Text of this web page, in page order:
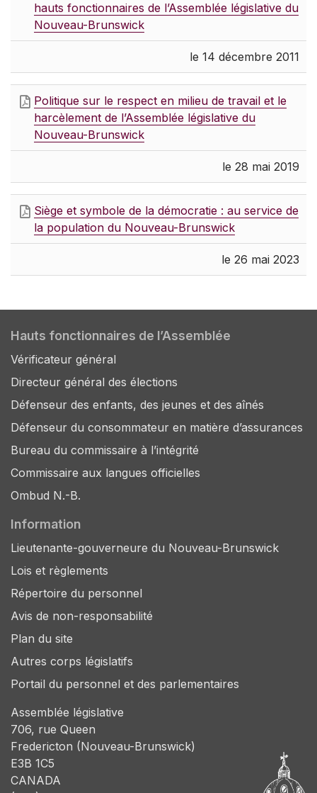
hauts fonctionnaires de l’Assemblée législative du
Nouveau-Brunswick
le 14 décembre 2011
Politique sur le respect en milieu de travail et le
harcèlement de l’Assemblée législative du
Nouveau-Brunswick
le 28 mai 2019
Siège et symbole de la démocratie : au service de
la population du Nouveau-Brunswick
le 26 mai 2023
Hauts fonctionnaires de l’Assemblée
Vérificateur général
Directeur général des élections
Défenseur des enfants, des jeunes et des aînés
Défenseur du consommateur en matière d’assurances
Bureau du commissaire à l’intégrité
Commissaire aux langues officielles
Ombud N.-B.
Information
Lieutenante-gouverneure du Nouveau-Brunswick
Lois et règlements
Répertoire du personnel
Avis de non-responsabilité
Plan du site
Autres corps législatifs
Portail du personnel et des parlementaires
Assemblée législative
706, rue Queen
Fredericton (Nouveau-Brunswick)
E3B 1C5
CANADA